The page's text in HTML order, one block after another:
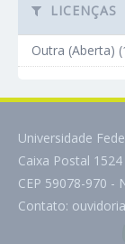
LICENÇAS
Outra (Aberta)
Universidade
Caixa Postal
CEP 59078-970 -
Contato: